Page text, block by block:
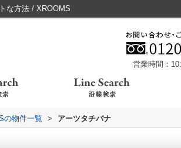
な方法 / XROOMS
営業時間：
の物件一覧 > アーツタチバナ